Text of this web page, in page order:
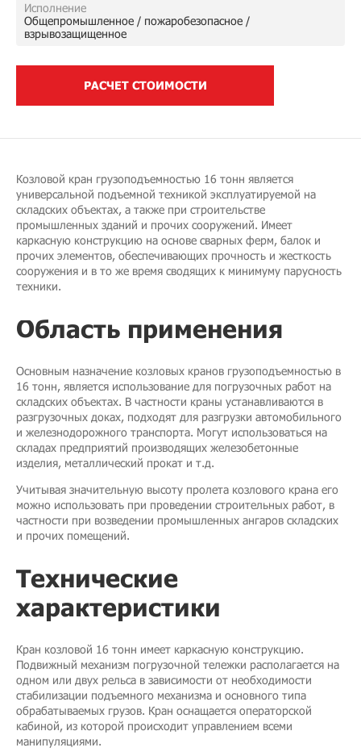
Исполнение
Общепромышленное / пожаробезопасное /
взрывозащищенное
РАСЧЕТ СТОИМОСТИ
Козловой кран грузоподъемностью 16 тонн является
универсальной подъемной техникой эксплуатируемой на
складских объектах, а также при строительстве
промышленных зданий и прочих сооружений. Имеет
каркасную конструкцию на основе сварных ферм, балок и
прочих элементов, обеспечивающих прочность и жесткость
сооружения и в то же время сводящих к минимуму парусность
техники.
Область применения
Основным назначение козловых кранов грузоподъемностью в
16 тонн, является использование для погрузочных работ на
складских объектах. В частности краны устанавливаются в
разгрузочных доках, подходят для разгрузки автомобильного
и железнодорожного транспорта. Могут использоваться на
складах предприятий производящих железобетонные
изделия, металлический прокат и т.д.
Учитывая значительную высоту пролета козлового крана его
можно использовать при проведении строительных работ, в
частности при возведении промышленных ангаров складских
и прочих помещений.
Технические
характеристики
Кран козловой 16 тонн имеет каркасную конструкцию.
Подвижный механизм погрузочной тележки располагается на
одном или двух рельса в зависимости от необходимости
стабилизации подъемного механизма и основного типа
обрабатываемых грузов. Кран оснащается операторской
кабиной, из которой происходит управлением всеми
манипуляциями.